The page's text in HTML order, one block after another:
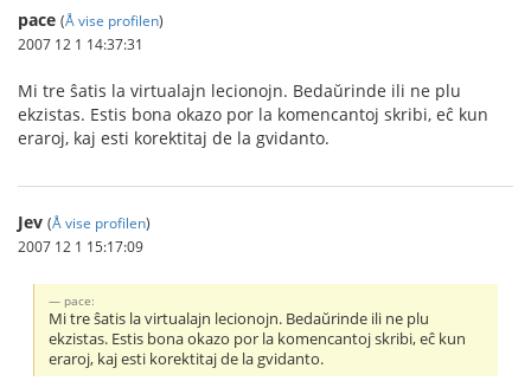
pace (Å vise profilen)
2007 12 1 14:37:31
Mi tre ŝatis la virtualajn lecionojn. Bedaŭrinde ili ne plu
ekzistas. Estis bona okazo por la komencantoj skribi, eĉ kun
eraroj, kaj esti korektitaj de la gvidanto.
Jev (Å vise profilen)
2007 12 1 15:17:09
pace:
Mi tre ŝatis la virtualajn lecionojn. Bedaŭrinde ili ne plu
ekzistas. Estis bona okazo por la komencantoj skribi, eĉ kun
eraroj, kaj esti korektitaj de la gvidanto.